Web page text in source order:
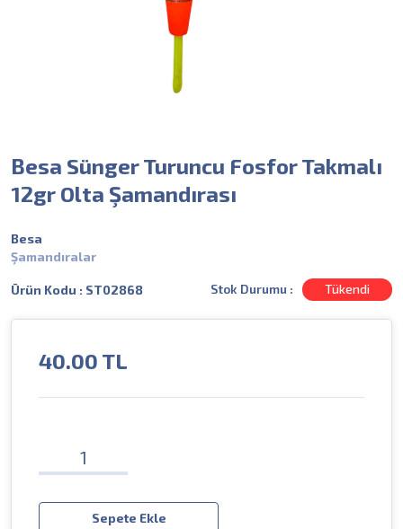
Besa Sünger Turuncu Fosfor Takmalı
12gr Olta Şamandırası
Besa
Şamandıralar
Ürün Kodu : ST02868 Stok Durumu : Tükendi
40.00 TL
Sepete Ekle